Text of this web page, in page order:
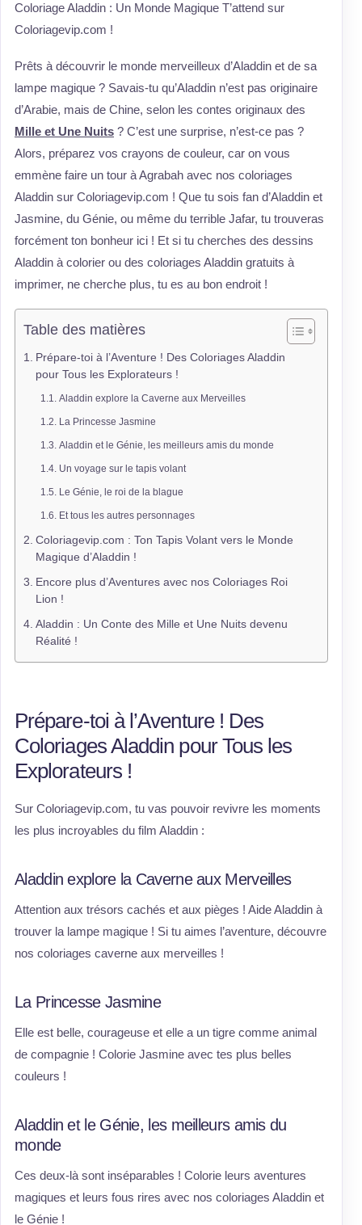
Coloriage Aladdin : Un Monde Magique T’attend sur
Coloriagevip.com !
Prêts à découvrir le monde merveilleux d’Aladdin et de sa
lampe magique ? Savais-tu qu’Aladdin n’est pas originaire
d’Arabie, mais de Chine, selon les contes originaux des
Mille et Une Nuits ? C’est une surprise, n’est-ce pas ?
Alors, préparez vos crayons de couleur, car on vous
emmène faire un tour à Agrabah avec nos coloriages
Aladdin sur Coloriagevip.com ! Que tu sois fan d’Aladdin et
Jasmine, du Génie, ou même du terrible Jafar, tu trouveras
forcément ton bonheur ici ! Et si tu cherches des dessins
Aladdin à colorier ou des coloriages Aladdin gratuits à
imprimer, ne cherche plus, tu es au bon endroit !
Table des matières
Prépare-toi à l’Aventure ! Des Coloriages Aladdin
pour Tous les Explorateurs !
Aladdin explore la Caverne aux Merveilles
La Princesse Jasmine
Aladdin et le Génie, les meilleurs amis du monde
Un voyage sur le tapis volant
Le Génie, le roi de la blague
Et tous les autres personnages
Coloriagevip.com : Ton Tapis Volant vers le Monde
Magique d’Aladdin !
Encore plus d’Aventures avec nos Coloriages Roi
Lion !
Aladdin : Un Conte des Mille et Une Nuits devenu
Réalité !
Prépare-toi à l’Aventure ! Des
Coloriages Aladdin pour Tous les
Explorateurs !
Sur Coloriagevip.com, tu vas pouvoir revivre les moments
les plus incroyables du film Aladdin :
Aladdin explore la Caverne aux Merveilles
Attention aux trésors cachés et aux pièges ! Aide Aladdin à
trouver la lampe magique ! Si tu aimes l’aventure, découvre
nos coloriages caverne aux merveilles !
La Princesse Jasmine
Elle est belle, courageuse et elle a un tigre comme animal
de compagnie ! Colorie Jasmine avec tes plus belles
couleurs !
Aladdin et le Génie, les meilleurs amis du
monde
Ces deux-là sont inséparables ! Colorie leurs aventures
magiques et leurs fous rires avec nos coloriages Aladdin et
le Génie !